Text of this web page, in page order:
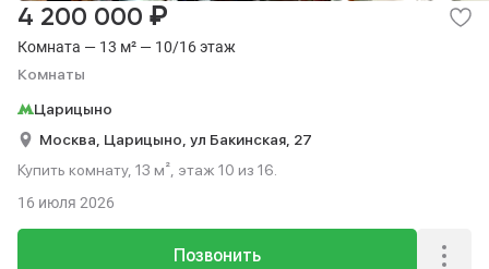
Комната — 13 м² — 10/16 этаж
Комнаты
4 200 000 ₽
Царицыно
Москва, Царицыно, ул Бакинская, 27
Купить комнату, 13 м², этаж 10 из 16.
Позвонить
16 июля 2026